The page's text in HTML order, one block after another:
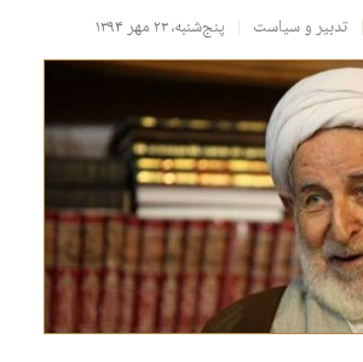
تدبیر و سیاست پنج‌شنبه، ۲۳ مهر ۱۳۹۴